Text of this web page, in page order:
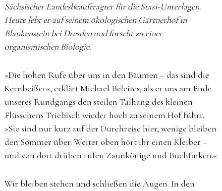
Sächsischer Landes­beauftragter für die Stasi-Unterlagen.
Heute lebt er auf seinem ökologischen Gärtnerhof in
Blankenstein bei Dresden und forscht zu einer
organismischen Biologie.
»Die hohen Rufe über uns in den Bäumen – das sind die
Kernbeißer«, erklärt Michael Beleites, als er uns am Ende
unseres Rundgangs den steilen Talhang des kleinen
Flüsschens Triebisch wieder hoch zu seinem Hof führt.
»Sie sind nur kurz auf der Durchreise hier, wenige bleiben
den Sommer über. Weiter oben hört ihr einen Kleiber –
und von dort drüben rufen Zaunkönige und Buchfinken.«
Wir bleiben stehen und schließen die Augen. In den